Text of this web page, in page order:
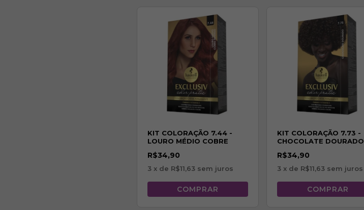
KIT COLORAÇÃO 7.44 -
LOURO MÉDIO COBRE
R$34,90
3 x de R$11,63 sem juros
KIT COLORAÇÃO 7.73 -
CHOCOLATE DOURADO
R$34,90
3 x de R$11,63 sem juros